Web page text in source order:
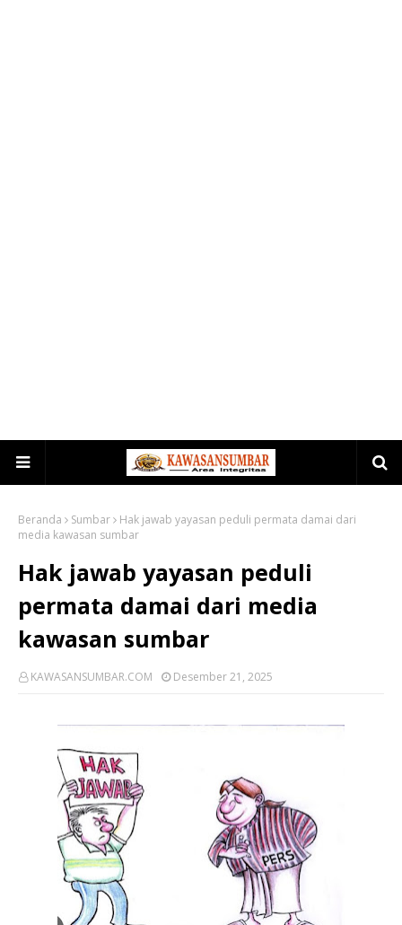
Beranda Sumbar
Hak jawab yayasan peduli permata damai dari
media kawasan sumbar
Hak jawab yayasan peduli
permata damai dari media
kawasan sumbar
KAWASANSUMBAR.COM Desember 21, 2025